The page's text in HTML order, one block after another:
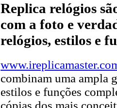
Replica relógios
com a foto e
relógios, estilos e
combinam uma ampla
estilos e funções
cópias dos mais